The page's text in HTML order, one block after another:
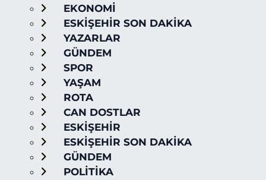
EKONOMİ
ESKİŞEHİR SON DAKİKA
YAZARLAR
GÜNDEM
SPOR
YAŞAM
ROTA
CAN DOSTLAR
ESKİŞEHİR
ESKİŞEHİR SON DAKİKA
GÜNDEM
POLİTİKA